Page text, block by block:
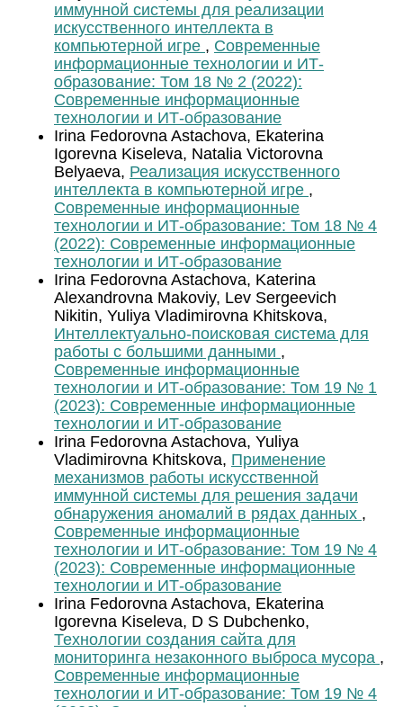
иммунной системы для реализации
искусственного интеллекта в
компьютерной игре , Современные
информационные технологии и ИТ-
образование: Том 18 № 2 (2022):
Современные информационные
технологии и ИТ-образование
Irina Fedorovna Astachova, Ekaterina
Igorevna Kiseleva, Natalia Victorovna
Belyaeva, Реализация искусственного
интеллекта в компьютерной игре ,
Современные информационные
технологии и ИТ-образование: Том 18 № 4
(2022): Современные информационные
технологии и ИТ-образование
Irina Fedorovna Astachova, Katerina
Alexandrovna Makoviy, Lev Sergeevich
Nikitin, Yuliya Vladimirovna Khitskova,
Интеллектуально-поисковая система для
работы с большими данными ,
Современные информационные
технологии и ИТ-образование: Том 19 № 1
(2023): Современные информационные
технологии и ИТ-образование
Irina Fedorovna Astachova, Yuliya
Vladimirovna Khitskova, Применение
механизмов работы искусственной
иммунной системы для решения задачи
обнаружения аномалий в рядах данных ,
Современные информационные
технологии и ИТ-образование: Том 19 № 4
(2023): Современные информационные
технологии и ИТ-образование
Irina Fedorovna Astachova, Ekaterina
Igorevna Kiseleva, D S Dubchenko,
Технологии создания сайта для
мониторинга незаконного выброса мусора ,
Современные информационные
технологии и ИТ-образование: Том 19 № 4